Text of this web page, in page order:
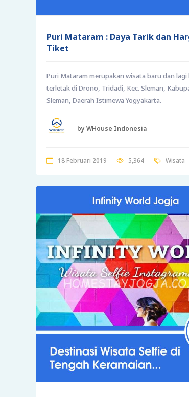
Puri Mataram : Daya Tarik dan
Tiket
Puri Mataram merupakan wisata baru dan
terletak di Drono, Tridadi, Kec. Sleman,
Sleman, Daerah Istimewa Yogyakarta.
by WHouse Indonesia
18 Februari 2019 5,364 Wisata